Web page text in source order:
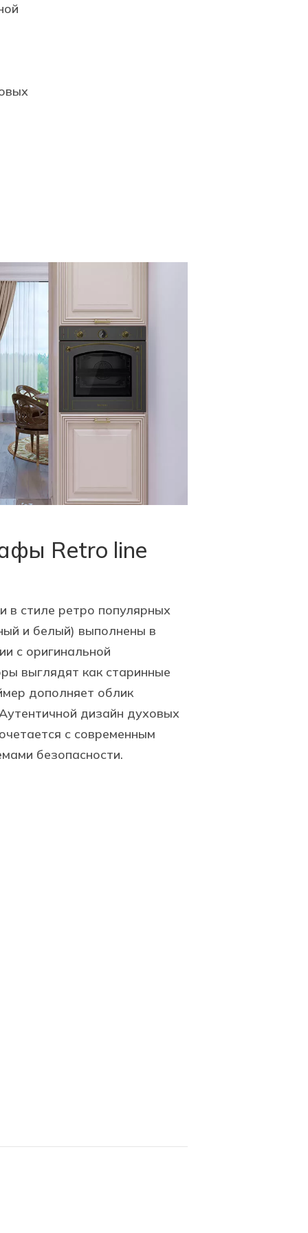
Retro line
в стиле ретро популярных
и белый) выполнены в
с оригинальной
выглядят как старинные
дополняет облик
дизайн духовых
с современным
безопасности.